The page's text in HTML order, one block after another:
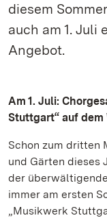
diesem
auch am 1. Juli
Angebot.
Am 1. Juli:
Stuttgart“ auf
Schon zum dritten
und Gärten dieses
der
immer am ersten
„Musikwerk